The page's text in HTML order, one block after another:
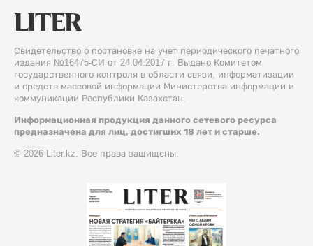
Свидетельство о постановке на учет периодического печатного
издания №16475-СИ от 24.04.2017 г. Выдано Комитетом
государственного контроля в области связи, информатизации
и средств массовой информации Министерства информации и
коммуникации Республики Казахстан.
Информационная продукция данного сетевого ресурса
предназначена для лиц, достигших 18 лет и старше.
© 2026 Liter.kz. Все права защищены.